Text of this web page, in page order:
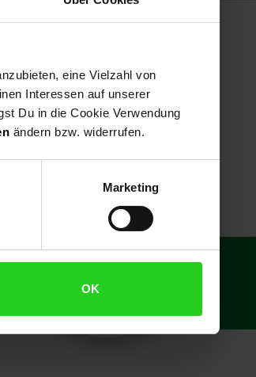
eine Vielzahl von
Interessen auf unserer
Du in die Cookie Verwendung
ändern bzw. widerrufen.
Marketing
OK
Action-Kamera mit anderen
15€**